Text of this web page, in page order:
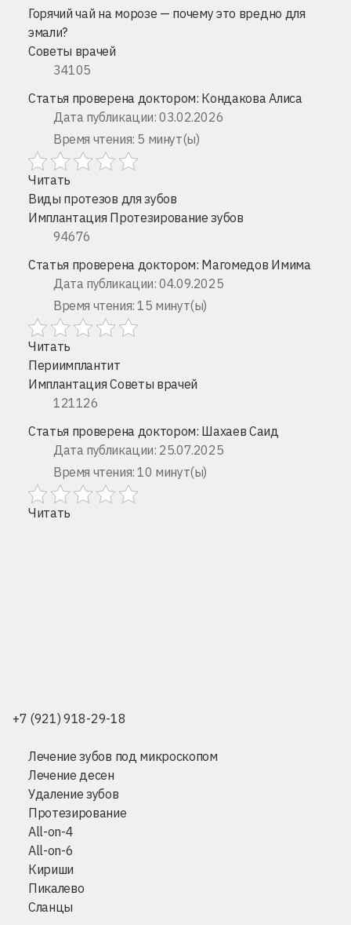
Горячий чай на морозе — почему это вредно для
эмали?
Советы врачей
34105
Статья проверена доктором: Кондакова Алиса
Дата публикации: 03.02.2026
Время чтения: 5 минут(ы)
Читать
Виды протезов для зубов
Имплантация Протезирование зубов
94676
Статья проверена доктором: Магомедов Имима
Дата публикации: 04.09.2025
Время чтения: 15 минут(ы)
Читать
Периимплантит
Имплантация Советы врачей
121126
Статья проверена доктором: Шахаев Саид
Дата публикации: 25.07.2025
Время чтения: 10 минут(ы)
Читать
+7 (921) 918-29-18
Лечение зубов под микроскопом
Лечение десен
Удаление зубов
Протезирование
All-on-4
All-on-6
Кириши
Пикалево
Сланцы